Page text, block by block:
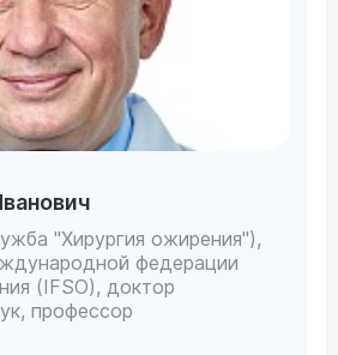
"Хирургия ожирения"),
федерации
(IFSO), доктор
профессор